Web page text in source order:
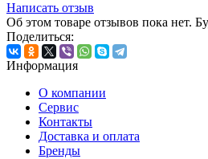
Написать отзыв
Об этом товаре отзывов пока нет.
Поделиться:
Информация
О компании
Сервис
Контакты
Доставка и оплата
Бренды